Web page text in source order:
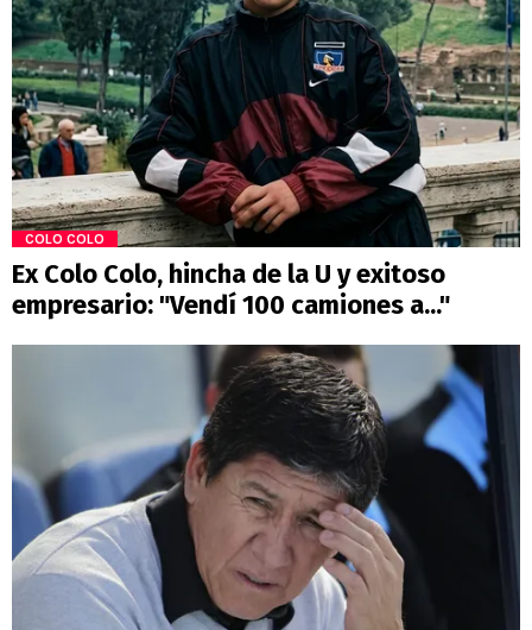
COLO COLO
Ex Colo Colo, hincha de la U y exitoso
empresario: "Vendí 100 camiones a..."